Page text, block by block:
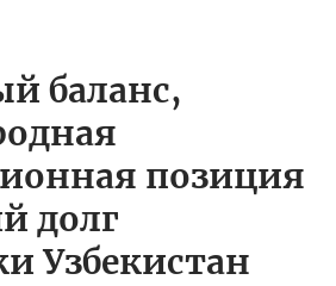
баланс,
позиция
долг
Узбекистан